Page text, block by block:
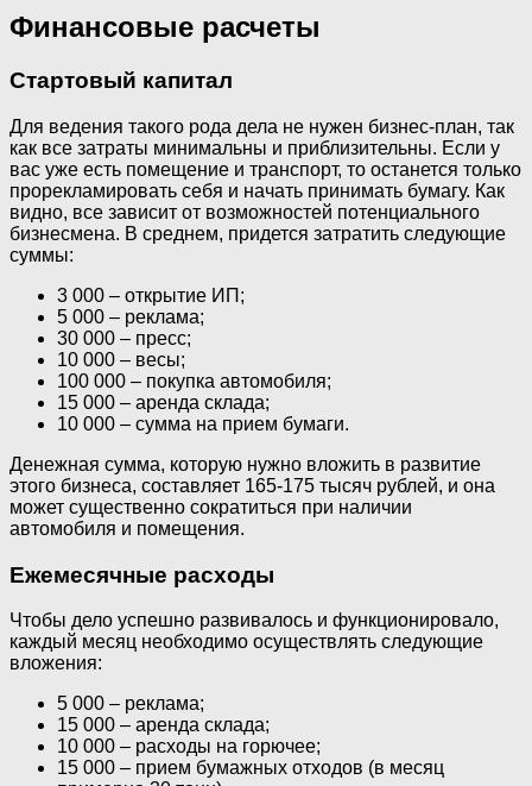
Финансовые расчеты
Стартовый капитал
Для ведения такого рода дела не нужен бизнес-план, так
как все затраты минимальны и приблизительны. Если у
вас уже есть помещение и транспорт, то останется только
прорекламировать себя и начать принимать бумагу. Как
видно, все зависит от возможностей потенциального
бизнесмена. В среднем, придется затратить следующие
суммы:
3 000 – открытие ИП;
5 000 – реклама;
30 000 – пресс;
10 000 – весы;
100 000 – покупка автомобиля;
15 000 – аренда склада;
10 000 – сумма на прием бумаги.
Денежная сумма, которую нужно вложить в развитие
этого бизнеса, составляет 165-175 тысяч рублей, и она
может существенно сократиться при наличии
автомобиля и помещения.
Ежемесячные расходы
Чтобы дело успешно развивалось и функционировало,
каждый месяц необходимо осуществлять следующие
вложения:
5 000 – реклама;
15 000 – аренда склада;
10 000 – расходы на горючее;
15 000 – прием бумажных отходов (в месяц